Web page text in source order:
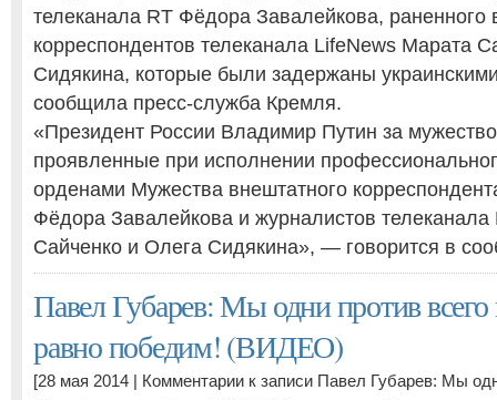
телеканала RT Фёдора Завалейкова,
корреспондентов телеканала LifeNews Марата
Сидякина, которые были задержаны
сообщила пресс-служба Кремля.
«Президент России Владимир Путин за мужество
проявленные при исполнении
орденами Мужества внештатного
Фёдора Завалейкова и журналистов
Сайченко и Олега Сидякина», — говорится в
Павел Губарев: Мы одни против
равно победим! (ВИДЕО)
[28 мая 2014 | Комментарии к записи Павел Губарев: Мы